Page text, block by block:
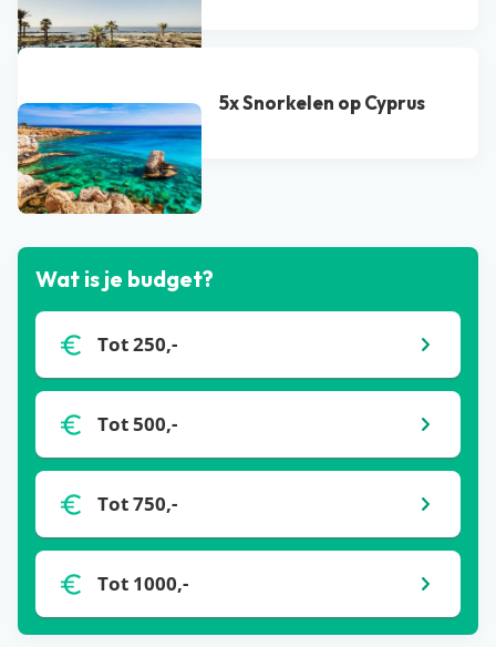
5x Snorkelen op Cyprus
Bekijk alle blogs
Wat is je budget?
Tot 250,-
Tot 500,-
Tot 750,-
Tot 1000,-